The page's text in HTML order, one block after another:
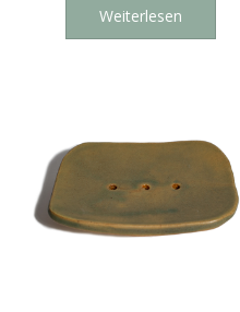
Weiterlesen